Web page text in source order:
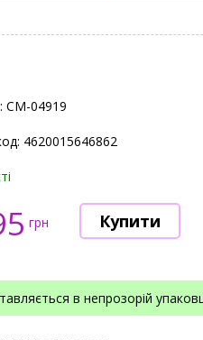
СМ-04919
4620015646862
грн
в непрозорій